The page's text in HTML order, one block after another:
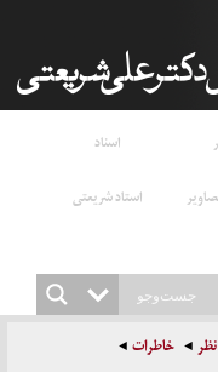
اسناد
استاد شریعتی
خاطرات